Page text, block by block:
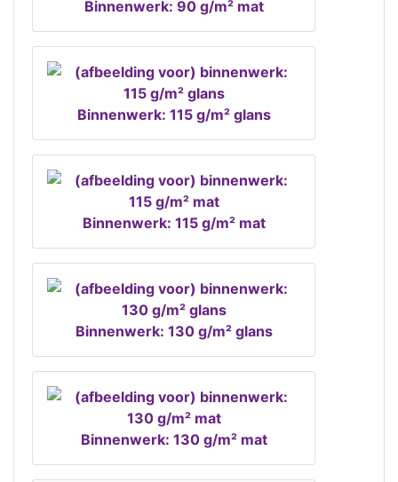
Binnenwerk: 90 g/m² mat
Binnenwerk: 115 g/m² glans
Binnenwerk: 115 g/m² mat
Binnenwerk: 130 g/m² glans
Binnenwerk: 130 g/m² mat